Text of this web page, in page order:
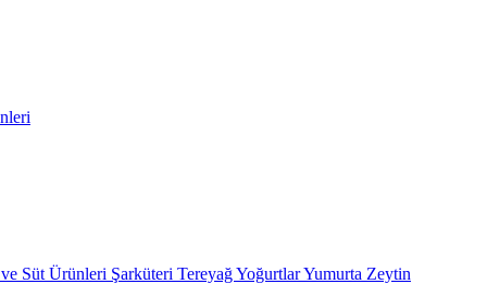
Süt Ürünleri Şarküteri TereyağYoğurtlarYumurta Zeytin